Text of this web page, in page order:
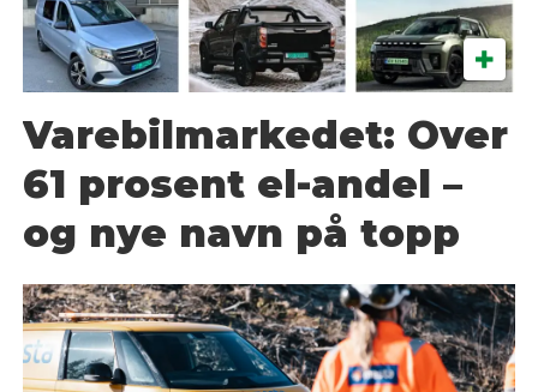
Varebilmarkedet: Over
61 prosent el-andel –
og nye navn på topp